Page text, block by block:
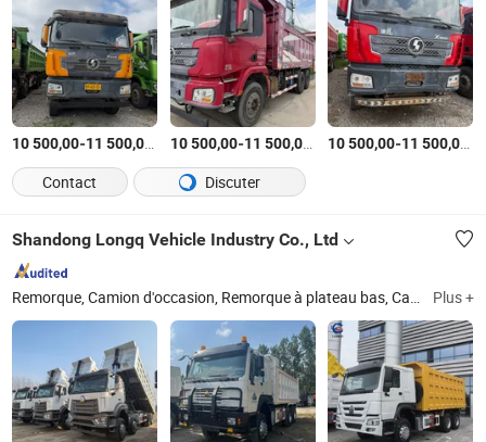
10 500,00-11 500,00 $US/Pièce
10 500,00-11 500,00 $US/Pièce
10 500,00-11 500,00
Contact
Discuter
Shandong Longq Vehicle Industry Co., Ltd
Remorque, Camion d'occasion, Remorque à plateau bas, Camion benne, Remorque porte-conteneurs, Camion tracteur, Remorque porte-voitures, Camion malaxeur, Remorque benne basculante, Machinerie de construction Plus +